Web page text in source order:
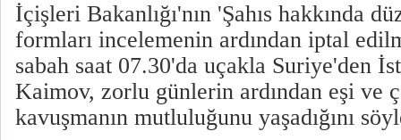
İçişleri Bakanlığı'nın 'Şahıs hakkında
formları incelemenin ardından iptal
sabah saat 07.30'da uçakla Suriye'den
Kaimov, zorlu günlerin ardından eşi ve
kavuşmanın mutluluğunu yaşadığını